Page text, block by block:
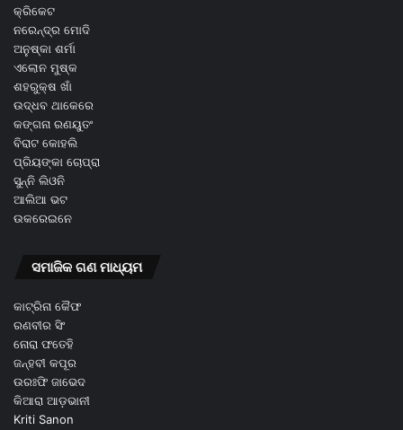
କ୍ରିକେଟ
ନରେନ୍ଦ୍ର ମୋଦି
ଅନୁଷ୍କା ଶର୍ମା
ଏଲୋନ ମୁଷ୍କ
ଶହରୁକ୍ଷ ଖାଁ
ଉଦ୍ଧବ ଥାକେରେ
କଙ୍ଗନା ରଣୟୁତଂ
ବିରାଟ କୋହଲି
ପ୍ରିୟଙ୍କା ଚୋପ୍ରା
ସୁନ୍ନି ଲିଓନି
ଆଲିଆ ଭଟ
ଉକରେଇନେ
ସମାଜିକ ଗଣ ମାଧ୍ୟମ
କାଟ୍ରିନା କୈଫ
ରଣବୀର ସିଂ
ନୋରା ଫତେହି
ଜନ୍ହବୀ କପୂର
ଉରଃଫି ଜାଭେଦ
କିଆରା ଆଡ଼ଭାନୀ
Kriti Sanon